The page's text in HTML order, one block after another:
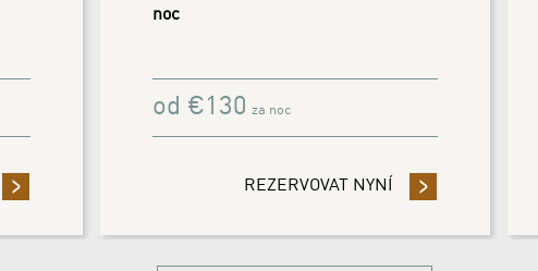
- ZŮSTAŇTE 3 NOCI ČI VÍCE A UŠETŘETE 14%
a pobyt
od€157 za noc
REZERVOVAT NYNÍ - 2026